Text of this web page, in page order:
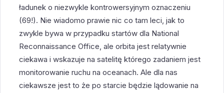
ładunek o niezwykle kontrowersyjnym oznaczeniu
(69!). Nie wiadomo prawie nic co tam leci, jak to
zwykle bywa w przypadku startów dla National
Reconnaissance Office, ale orbita jest relatywnie
ciekawa i wskazuje na satelitę którego zadaniem jest
monitorowanie ruchu na oceanach. Ale dla nas
ciekawsze jest to że po starcie będzie lądowanie na